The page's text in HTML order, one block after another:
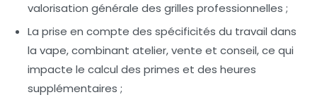
valorisation générale des grilles professionnelles ;
La prise en compte des spécificités du travail dans
la vape, combinant atelier, vente et conseil, ce qui
impacte le calcul des primes et des heures
supplémentaires ;